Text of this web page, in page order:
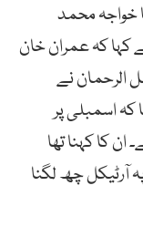
خواجہ محمد
کہا کہ عمران خان
الرحمان نے
کہ اسمبلی پر
کا کہنا تھا
آرٹیکل چھ لگنا